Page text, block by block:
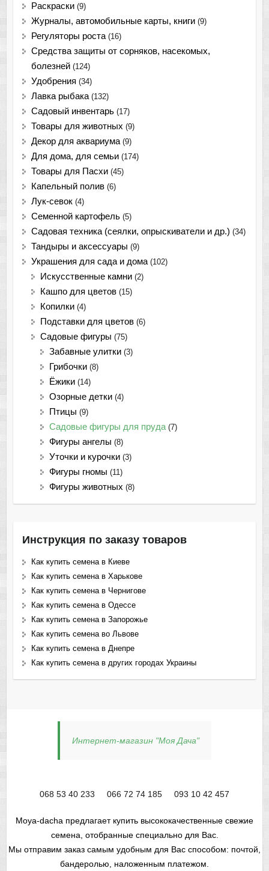
Раскраски (9)
Журналы, автомобильные карты, книги (9)
Регуляторы роста (16)
Средства защиты от сорняков, насекомых,
болезней (124)
Удобрения (34)
Лавка рыбака (132)
Садовый инвентарь (17)
Товары для животных (9)
Декор для аквариума (9)
Для дома, для семьи (174)
Товары для Пасхи (45)
Капельный полив (6)
Лук-севок (4)
Семенной картофель (5)
Садовая техника (сеялки, опрыскиватели и др.) (34)
Тандыры и аксессуары (9)
Украшения для сада и дома (102)
Искусственные камни (2)
Кашпо для цветов (15)
Копилки (4)
Подставки для цветов (6)
Садовые фигуры (75)
Забавные улитки (3)
Грибочки (8)
Ёжики (14)
Озорные детки (4)
Птицы (9)
Садовые фигуры для пруда (7)
Фигуры ангелы (8)
Уточки и курочки (3)
Фигуры гномы (11)
Фигуры животных (8)
Инструкция по заказу товаров
Как купить семена в Киеве
Как купить семена в Харькове
Как купить семена в Чернигове
Как купить семена в Одессе
Как купить семена в Запорожье
Как купить семена во Львове
Как купить семена в Днепре
Как купить семена в других городах Украины
Интернет-магазин "Моя Дача"
068 53 40 233 066 72 74 185 093 10 42 457
Moya-dacha предлагает купить высококачественные свежие
семена, отобранные специально для Вас.
Мы отправим заказ самым удобным для Вас способом: почтой,
бандеролью, наложенным платежом.